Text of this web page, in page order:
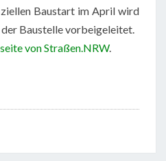
Baustart im April wird
Baustelle vorbeigeleitet.
von Straßen.NRW.